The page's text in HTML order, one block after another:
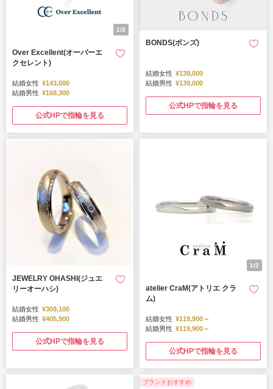
1/3
Over Excellent(オーバーエ
クセレント)
結婚女性 ¥143,000
結婚男性 ¥168,300
公式HPで指輪を見る
BONDS(ボンズ)
結婚女性 ¥139,000
結婚男性 ¥139,000
公式HPで指輪を見る
JEWELRY OHASHI(ジュエ
リーオーハシ)
結婚女性 ¥309,100
結婚男性 ¥405,900
公式HPで指輪を見る
1/2
atelier CraM(アトリエ クラ
ム)
結婚女性 ¥119,900～
結婚男性 ¥119,900～
公式HPで指輪を見る
ブランドおすすめ